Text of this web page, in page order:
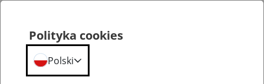
Polityka cookies
Polski